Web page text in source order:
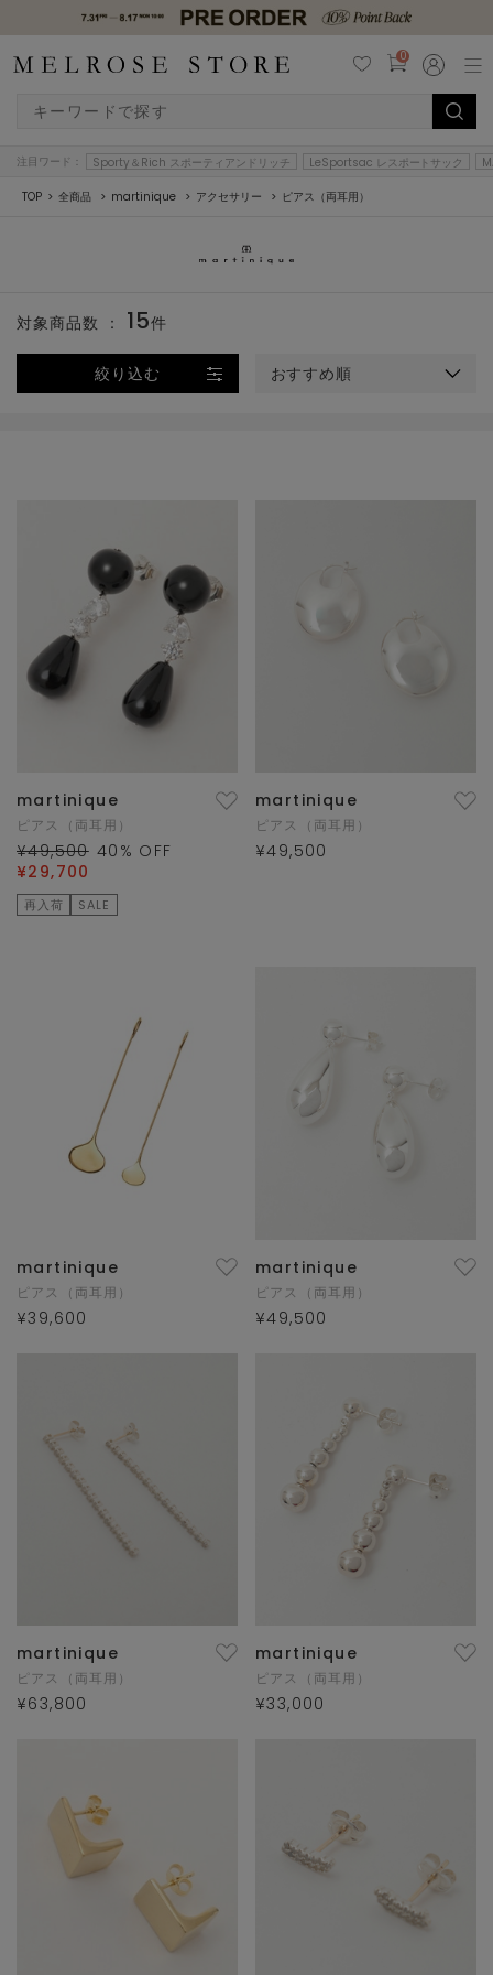
0
注目ワード： Sporty＆Rich スポーティアンドリッチ LeSportsac レスポートサック
TOP 全商品 martinique アクセサリー ピアス（両耳用）
絞り込む おすすめ順
対象商品数 ： 15件
martinique
ピアス（両耳用）
¥49,500 40 % OFF
¥29,700
再入荷 SALE
martinique
ピアス（両耳用）
¥49,500
martinique
ピアス（両耳用）
¥39,600
martinique
ピアス（両耳用）
¥49,500
martinique
ピアス（両耳用）
¥63,800
martinique
ピアス（両耳用）
¥33,000